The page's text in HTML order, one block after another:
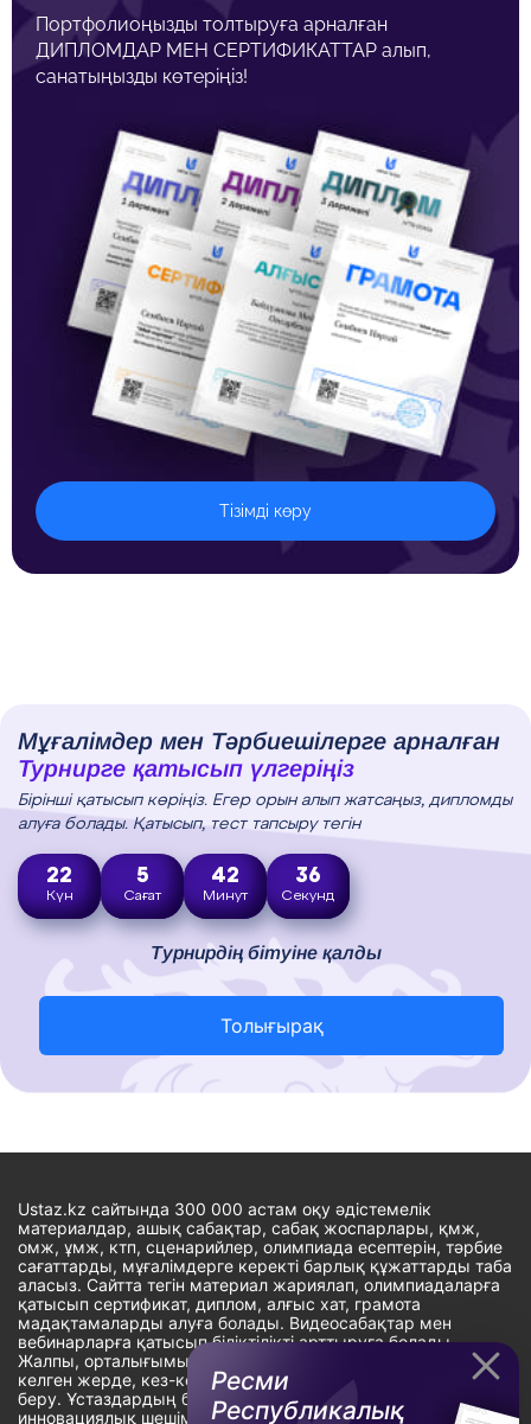
Ресми
Республикалық
Портфолиоңызды толтыруға арналған
ДИПЛОМДАР МЕН СЕРТИФИКАТТАР алып,
санатыңызды көтеріңіз!
Тізімді көру
Мұғалімдер мен Тәрбиешілерге арналған
Турнирге қатысып үлгеріңіз
Бірінші қатысып көріңіз. Егер орын алып жатсаңыз, дипломды
алуға болады. Қатысып, тест тапсыру тегін
22
Күн
5
Сағат
42
Минут
35
Секунд
Турнирдің бітуіне қалды
Толығырақ
Ustaz.kz сайтында 300 000 астам оқу әдістемелік
материалдар, ашық сабақтар, сабақ жоспарлары, қмж,
омж, ұмж, ктп, сценарийлер, олимпиада есептерін, тәрбие
сағаттарды, мұғалімдерге керекті барлық құжаттарды таба
аласыз. Сайтта тегін материал жариялап, олимпиадаларға
қатысып сертификат, диплом, алғыс хат, грамота
мадақтамаларды алуға болады. Видеосабақтар мен
вебинарларға қатысып біліктілікті арттыруға болады.
Жалпы, орталығымыздың басты мақсаты: ұстаздарға кез-
келген жерде, кез-келген уақытта білім алуына мүмкіндік
беру. Ұстаздардың барлық өзекті мәселелеріне
инновациялық шешім тауып, шығармашылық жұмыспен